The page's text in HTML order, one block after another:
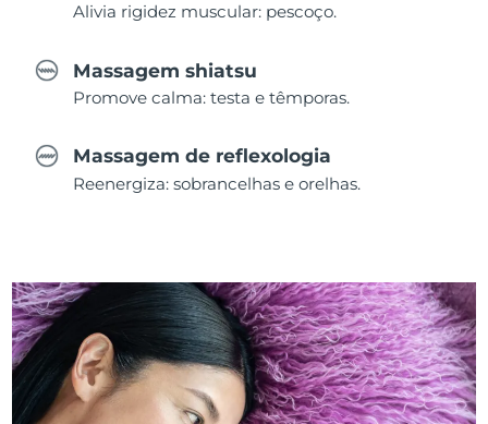
Alivia rigidez muscular: pescoço.
Massagem shiatsu
Promove calma: testa e têmporas.
Massagem de reflexologia
Reenergiza: sobrancelhas e orelhas.